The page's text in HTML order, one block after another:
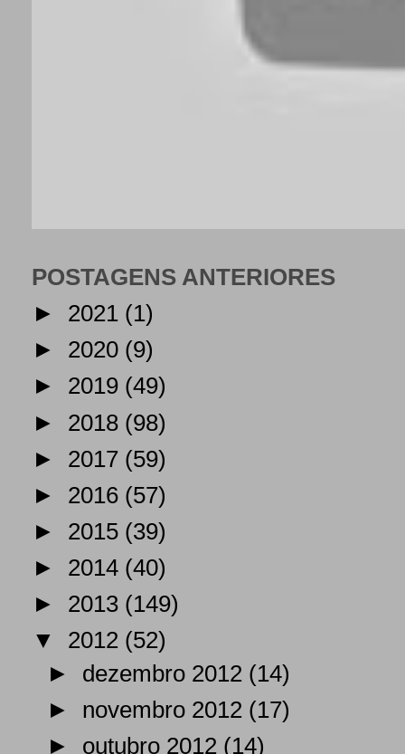
POSTAGENS ANTERIORES
► 2021 (1)
► 2020 (9)
► 2019 (49)
► 2018 (98)
► 2017 (59)
► 2016 (57)
► 2015 (39)
► 2014 (40)
► 2013 (149)
▼ 2012 (52)
► dezembro 2012 (14)
► novembro 2012 (17)
► outubro 2012 (14)